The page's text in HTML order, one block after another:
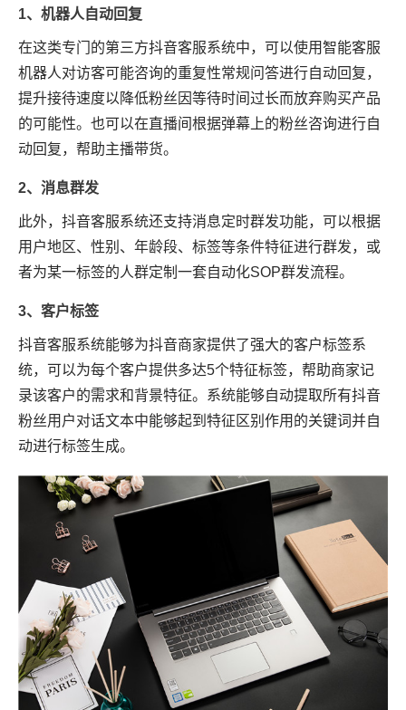
1、机器人自动回复
在这类专门的第三方抖音客服系统中，可以使用智能客服
机器人对访客可能咨询的重复性常规问答进行自动回复，
提升接待速度以降低粉丝因等待时间过长而放弃购买产品
的可能性。也可以在直播间根据弹幕上的粉丝咨询进行自
动回复，帮助主播带货。
2、消息群发
此外，抖音客服系统还支持消息定时群发功能，可以根据
用户地区、性别、年龄段、标签等条件特征进行群发，或
者为某一标签的人群定制一套自动化SOP群发流程。
3、客户标签
抖音客服系统能够为抖音商家提供了强大的客户标签系
统，可以为每个客户提供多达5个特征标签，帮助商家记
录该客户的需求和背景特征。系统能够自动提取所有抖音
粉丝用户对话文本中能够起到特征区别作用的关键词并自
动进行标签生成。